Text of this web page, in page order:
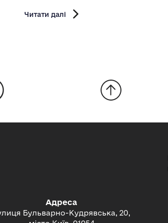
Читати далі
Адреса
Бульварно-Кудрявська, 20,